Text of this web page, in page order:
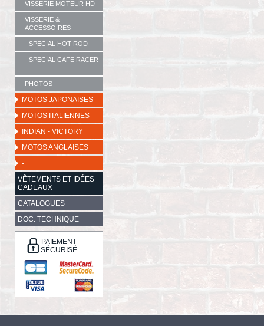
VISSERIE MOTEUR HD
VISSERIE &
ACCESSOIRES
- SPECIAL HOT ROD -
- SPECIAL CAFE RACER
-
PHOTOS
MOTOS JAPONAISES
MOTOS ITALIENNES
INDIAN - VICTORY
MOTOS ANGLAISES
-
VÊTEMENTS ET IDÉES
CADEAUX
CATALOGUES
DOC. TECHNIQUE
PAIEMENT
SÉCURISÉ